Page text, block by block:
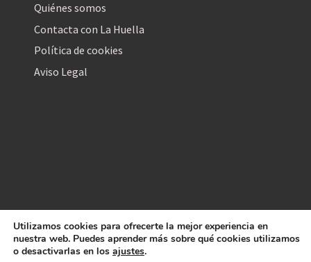
Quiénes somos
Contacta con La Huella
Política de cookies
Aviso Legal
© 2026La Huella Digital– Todos los derechos reservados
Utilizamos cookies para ofrecerte la mejor experiencia en
nuestra web. Puedes aprender más sobre qué cookies utilizamos
o desactivarlas en los ajustes.